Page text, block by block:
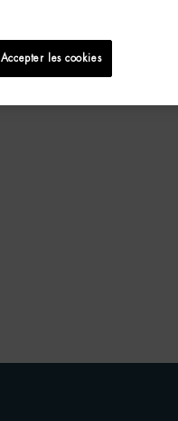
Accepter les cookies